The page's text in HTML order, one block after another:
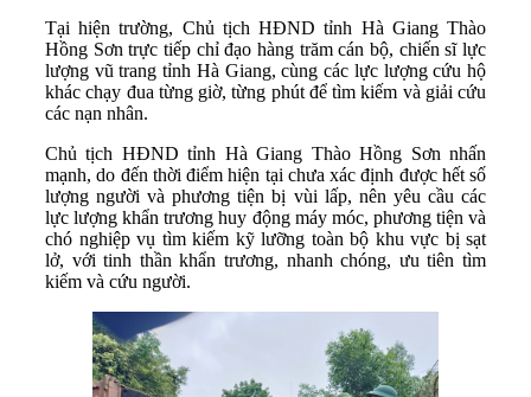
Tại hiện trường, Chủ tịch HĐND tỉnh Hà Giang Thào
Hồng Sơn trực tiếp chỉ đạo hàng trăm cán bộ, chiến sĩ lực
lượng vũ trang tỉnh Hà Giang, cùng các lực lượng cứu hộ
khác chạy đua từng giờ, từng phút để tìm kiếm và giải cứu
các nạn nhân.
Chủ tịch HĐND tỉnh Hà Giang Thào Hồng Sơn nhấn
mạnh, do đến thời điểm hiện tại chưa xác định được hết số
lượng người và phương tiện bị vùi lấp, nên yêu cầu các
lực lượng khẩn trương huy động máy móc, phương tiện và
chó nghiệp vụ tìm kiếm kỹ lưỡng toàn bộ khu vực bị sạt
lở, với tinh thần khẩn trương, nhanh chóng, ưu tiên tìm
kiếm và cứu người.